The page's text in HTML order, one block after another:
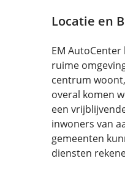
Locatie en
EM
ruime
centrum
overal komen
een
inwoners van
gemeenten
diensten